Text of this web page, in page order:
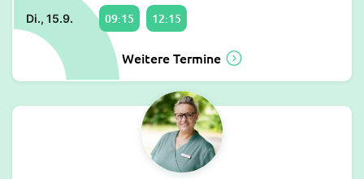
Di., 15.9. 09:15 12:15
Weitere Termine